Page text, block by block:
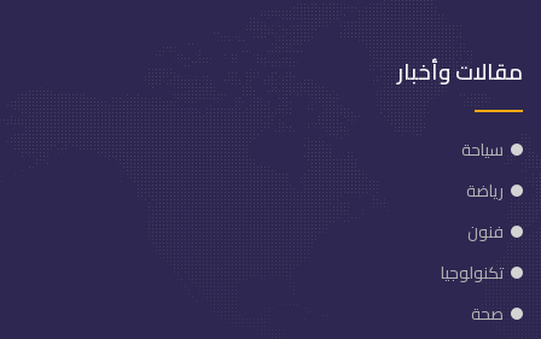
مقالات وأخبار
سياحة
رياضة
فنون
تكنولوجيا
صحة